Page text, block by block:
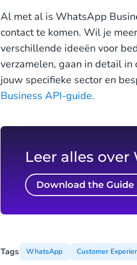
Al met al is WhatsApp
contact te komen. Wil je
verschillende ideeën voor
verzamelen, gaan in detail
jouw specifieke sector en
Business API-guide.
Leer alles over
Download the Guide
Tags WhatsApp Customer